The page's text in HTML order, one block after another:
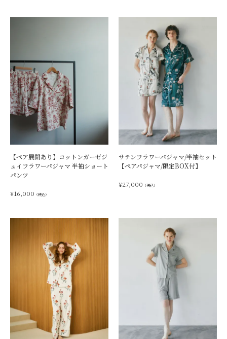
【ペア展開あり】コットンガーゼジ
ュイフラワーパジャマ 半袖ショート
パンツ
¥16,000 （税込）
サテンフラワーパジャマ/半袖セット
【ペアパジャマ/限定BOX付】
¥27,000 （税込）